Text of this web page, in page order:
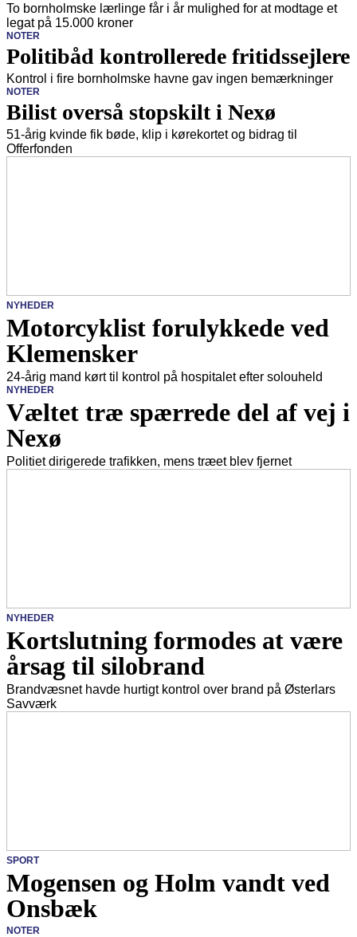
To bornholmske lærlinge får i år mulighed for at modtage et
legat på 15.000 kroner
NOTER
Politibåd kontrollerede fritidssejlere
Kontrol i fire bornholmske havne gav ingen bemærkninger
NOTER
Bilist overså stopskilt i Nexø
51-årig kvinde fik bøde, klip i kørekortet og bidrag til
Offerfonden
NYHEDER
Motorcyklist forulykkede ved
Klemensker
24-årig mand kørt til kontrol på hospitalet efter solouheld
NYHEDER
Væltet træ spærrede del af vej i
Nexø
Politiet dirigerede trafikken, mens træet blev fjernet
NYHEDER
Kortslutning formodes at være
årsag til silobrand
Brandvæsnet havde hurtigt kontrol over brand på Østerlars
Savværk
SPORT
Mogensen og Holm vandt ved
Onsbæk
NOTER